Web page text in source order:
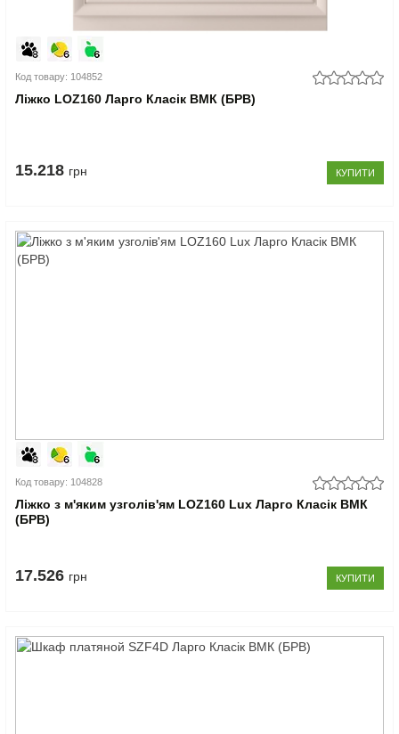
Код товару: 104852
Ліжко LOZ160 Ларго Класік ВМК (БРВ)
15.218 грн КУПИТИ
Код товару: 104828
Ліжко з м'яким узголів'ям LOZ160 Lux Ларго Класік ВМК
(БРВ)
17.526 грн КУПИТИ